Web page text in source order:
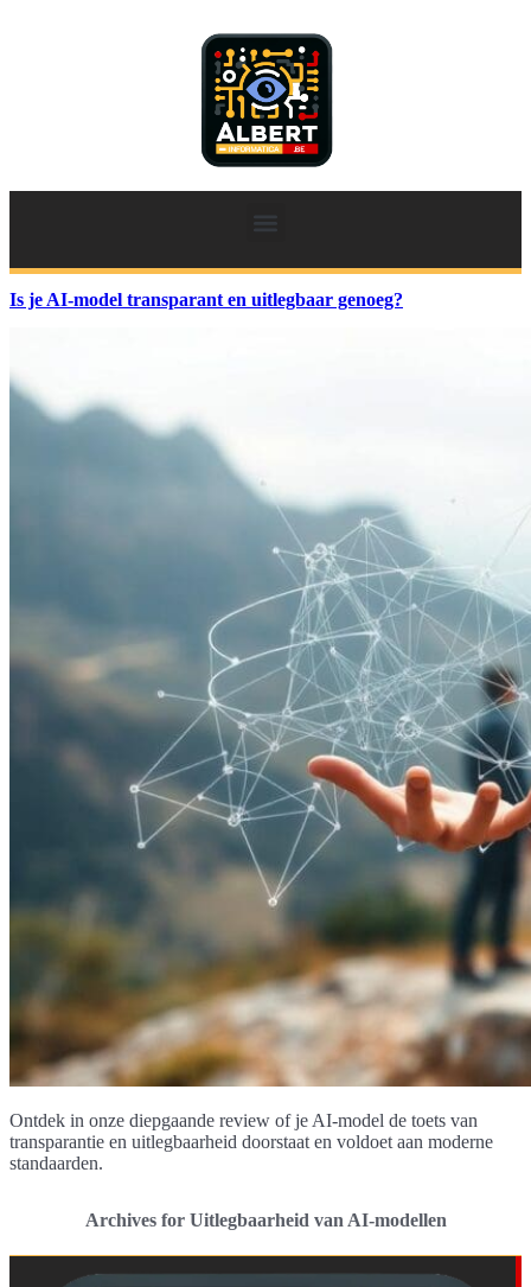
Is je AI-model transparant en uitlegbaar genoeg?
Ontdek in onze diepgaande review of je AI-model de toets van
transparantie en uitlegbaarheid doorstaat en voldoet aan moderne
standaarden.
Archives for Uitlegbaarheid van AI-modellen